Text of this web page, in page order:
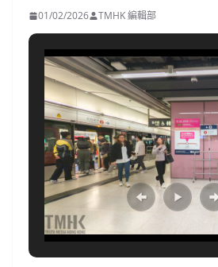
01/02/2026 TMHK 編輯部